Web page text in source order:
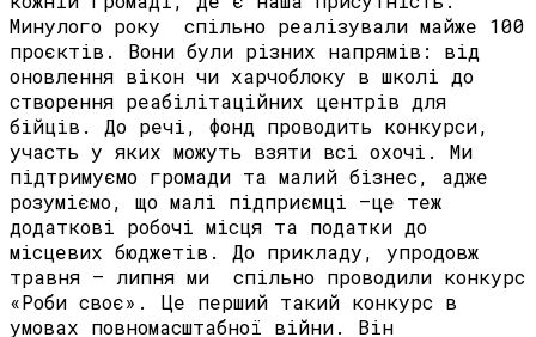
Минулого року спільно реалізували майже 100
проєктів. Вони були різних напрямів: від
оновлення вікон чи харчоблоку в школі до
створення реабілітаційних центрів для
бійців. До речі, фонд проводить конкурси,
участь у яких можуть взяти всі охочі. Ми
підтримуємо громади та малий бізнес, адже
розуміємо, що малі підприємці –це теж
додаткові робочі місця та податки до
місцевих бюджетів. До прикладу, упродовж
травня – липня ми спільно проводили конкурс
«Роби своє». Це перший такий конкурс в
умовах повномасштабної війни. Він